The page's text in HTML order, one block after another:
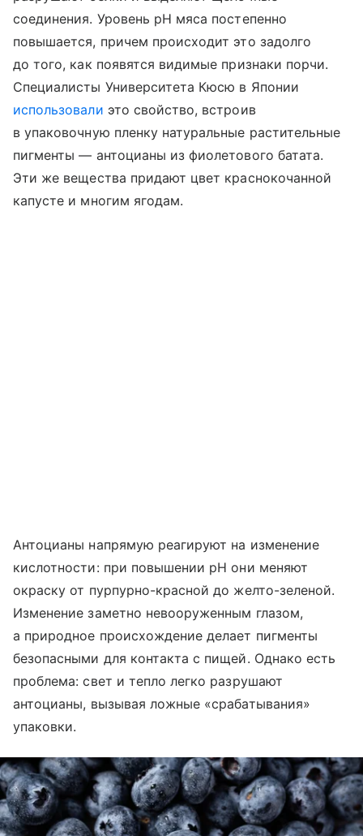
соединения. Уровень pH мяса постепенно
повышается, причем происходит это задолго
до того, как появятся видимые признаки порчи.
Специалисты Университета Кюсю в Японии
использовали это свойство, встроив
в упаковочную пленку натуральные растительные
пигменты — антоцианы из фиолетового батата.
Эти же вещества придают цвет краснокочанной
капусте и многим ягодам.
Антоцианы напрямую реагируют на изменение
кислотности: при повышении pH они меняют
окраску от пурпурно-красной до желто-зеленой.
Изменение заметно невооруженным глазом,
а природное происхождение делает пигменты
безопасными для контакта с пищей. Однако есть
проблема: свет и тепло легко разрушают
антоцианы, вызывая ложные «срабатывания»
упаковки.